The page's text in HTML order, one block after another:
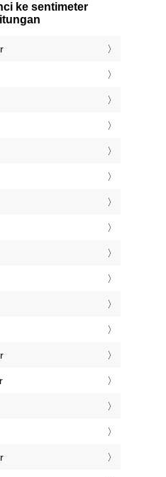
ke sentimeter